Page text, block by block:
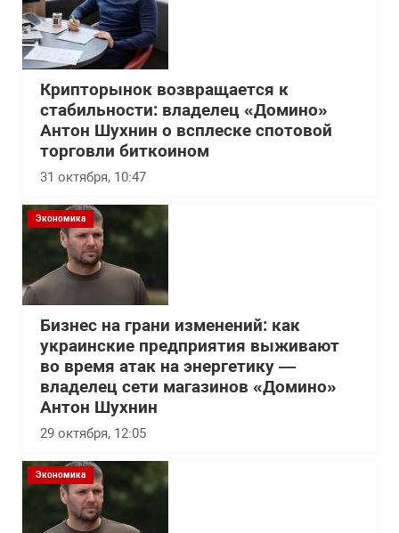
Крипторынок возвращается к
стабильности: владелец «Домино»
Антон Шухнин о всплеске спотовой
торговли биткоином
31 октября, 10:47
Экономика
Бизнес на грани изменений: как
украинские предприятия выживают
во время атак на энергетику —
владелец сети магазинов «Домино»
Антон Шухнин
29 октября, 12:05
Экономика